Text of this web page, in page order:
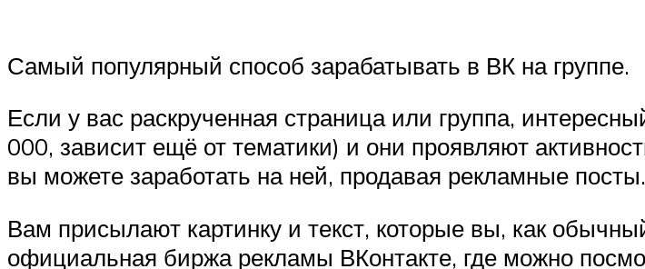
Самый популярный способ зарабатывать в ВК на группе.
Если у вас раскрученная страница или группа,
000, зависит ещё от тематики) и они проявляют
вы можете заработать на ней, продавая рекламные посты.
Вам присылают картинку и текст, которые вы, как
официальная биржа рекламы ВКонтакте, где можно